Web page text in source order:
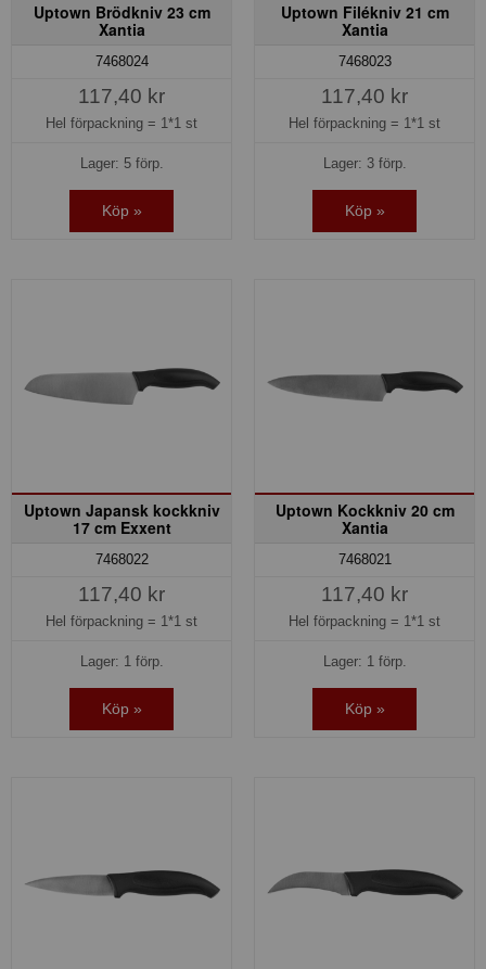
Uptown Brödkniv 23 cm
Xantia
7468024
117,40 kr
Hel förpackning = 1*1 st
Lager: 5 förp.
Köp »
Uptown Filékniv 21 cm
Xantia
7468023
117,40 kr
Hel förpackning = 1*1 st
Lager: 3 förp.
Köp »
Uptown Japansk kockkniv
17 cm Exxent
7468022
117,40 kr
Hel förpackning = 1*1 st
Lager: 1 förp.
Köp »
Uptown Kockkniv 20 cm
Xantia
7468021
117,40 kr
Hel förpackning = 1*1 st
Lager: 1 förp.
Köp »